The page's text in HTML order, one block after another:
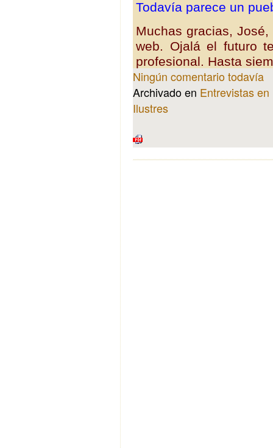
Todavía parece un
Muchas gracias,
web. Ojalá el futuro
profesional. Hasta
Ningún comentario todavía
Archivado en Entrevistas
Ilustres